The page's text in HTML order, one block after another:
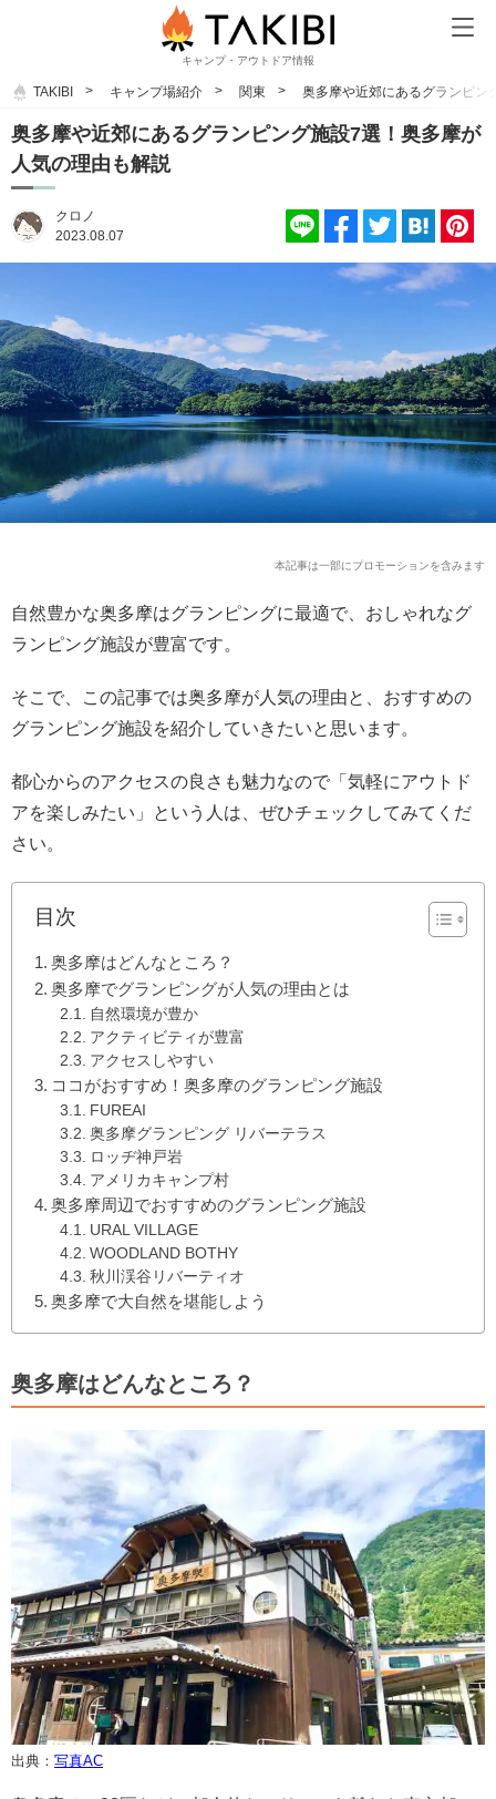
キャンプ・アウトドア情報
TAKIBI キャンプ場紹介 関東 奥多摩や近郊にあるグランピン
奥多摩や近郊にあるグランピング施設7選！奥多摩が
人気の理由も解説
クロノ
2023.08.07
本記事は一部にプロモーションを含みます
自然豊かな奥多摩はグランピングに最適で、おしゃれなグ
ランピング施設が豊富です。
そこで、この記事では奥多摩が人気の理由と、おすすめの
グランピング施設を紹介していきたいと思います。
都心からのアクセスの良さも魅力なので「気軽にアウトド
アを楽しみたい」という人は、ぜひチェックしてみてくだ
さい。
目次
奥多摩はどんなところ？
奥多摩でグランピングが人気の理由とは
自然環境が豊か
アクティビティが豊富
アクセスしやすい
ココがおすすめ！奥多摩のグランピング施設
FUREAI
奥多摩グランピング リバーテラス
ロッヂ神戸岩
アメリカキャンプ村
奥多摩周辺でおすすめのグランピング施設
URAL VILLAGE
WOODLAND BOTHY
秋川渓谷リバーティオ
奥多摩で大自然を堪能しよう
奥多摩はどんなところ？
出典： 写真AC